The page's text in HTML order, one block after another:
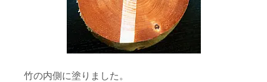
竹の内側に塗りました。